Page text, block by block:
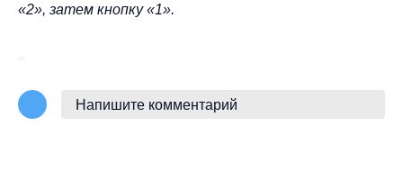
«2», затем кнопку «1».
Напишите комментарий